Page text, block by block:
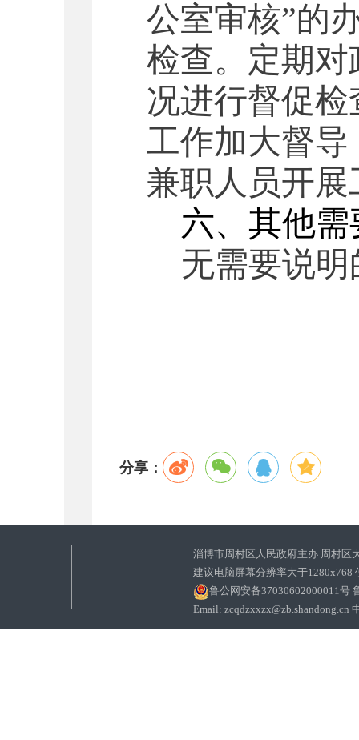
公室审核”的
检查。定期
况进行督促
工作加大督
兼职人员开展
六、其他
无需要说
分享：
淄博市周村区人民政府主办 周村区
建议电脑屏幕分辨率大于1280x768
鲁公网安备37030602000011号
Email: zcqdzxxzx@zb.shandong.cn